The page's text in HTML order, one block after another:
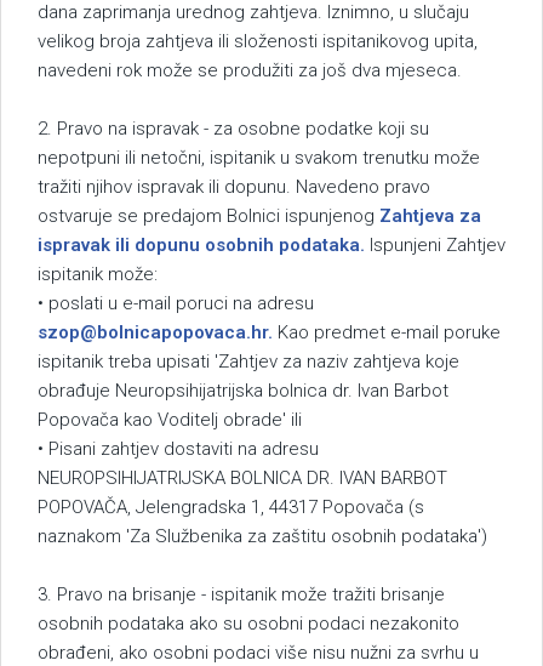
dana zaprimanja urednog zahtjeva. Iznimno, u slučaju
velikog broja zahtjeva ili složenosti ispitanikovog upita,
navedeni rok može se produžiti za još dva mjeseca.
2. Pravo na ispravak - za osobne podatke koji su
nepotpuni ili netočni, ispitanik u svakom trenutku može
tražiti njihov ispravak ili dopunu. Navedeno pravo
ostvaruje se predajom Bolnici ispunjenog Zahtjeva za
ispravak ili dopunu osobnih podataka. Ispunjeni Zahtjev
ispitanik može:
• poslati u e-mail poruci na adresu
szop@bolnicapopovaca.hr. Kao predmet e-mail poruke
ispitanik treba upisati 'Zahtjev za naziv zahtjeva koje
obrađuje Neuropsihijatrijska bolnica dr. Ivan Barbot
Popovača kao Voditelj obrade' ili
• Pisani zahtjev dostaviti na adresu
NEUROPSIHIJATRIJSKA BOLNICA DR. IVAN BARBOT
POPOVAČA, Jelengradska 1, 44317 Popovača (s
naznakom 'Za Službenika za zaštitu osobnih podataka')
3. Pravo na brisanje - ispitanik može tražiti brisanje
osobnih podataka ako su osobni podaci nezakonito
obrađeni, ako osobni podaci više nisu nužni za svrhu u